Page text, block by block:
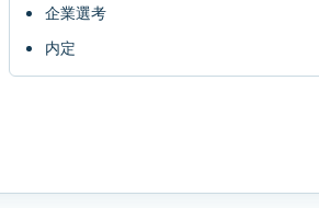
企業選考
内定